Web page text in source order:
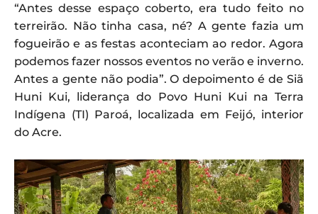
“Antes desse espaço coberto, era tudo feito no
terreirão. Não tinha casa, né? A gente fazia um
fogueirão e as festas aconteciam ao redor. Agora
podemos fazer nossos eventos no verão e inverno.
Antes a gente não podia”. O depoimento é de Siã
Huni Kui, liderança do Povo Huni Kui na Terra
Indígena (TI) Paroá, localizada em Feijó, interior
do Acre.